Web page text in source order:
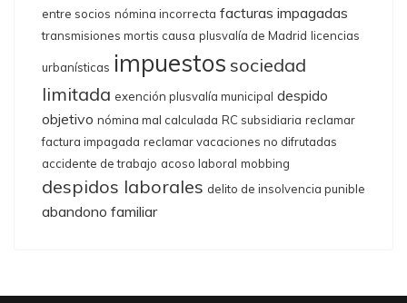
entre socios nómina incorrecta facturas impagadas
transmisiones mortis causa plusvalía de Madrid licencias
urbanísticas impuestos sociedad
limitada exención plusvalía municipal despido
objetivo nómina mal calculada RC subsidiaria reclamar
factura impagada reclamar vacaciones no difrutadas
accidente de trabajo acoso laboral mobbing
despidos laborales delito de insolvencia punible
abandono familiar